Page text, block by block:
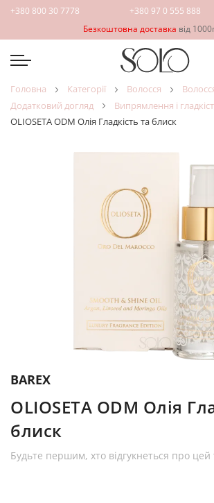
+380 800 30 7778 +380 97 0 555 888
Безкоштовна доставка від
головна категорії волосся
додатковий догляд
випрямлення і
OLIOSETA ODM Олія Гладкість та блиск
BAREX
OLIOSETA ODM Олія
блиск
Будьте першим, хто відгукнеться про цей